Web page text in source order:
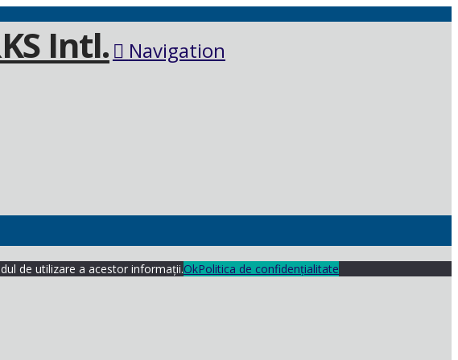
Navigation
de utilizare a acestor informații.OkPolitica de confidențialitate